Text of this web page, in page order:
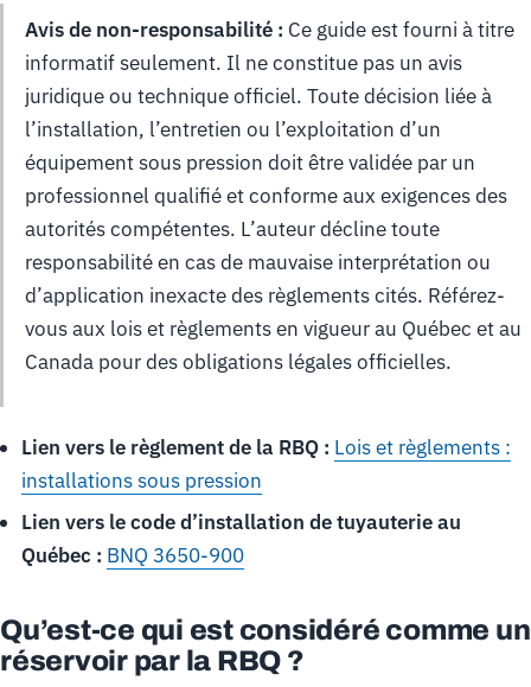
Avis de non-responsabilité : Ce guide est fourni à titre
informatif seulement. Il ne constitue pas un avis
juridique ou technique officiel. Toute décision liée à
l’installation, l’entretien ou l’exploitation d’un
équipement sous pression doit être validée par un
professionnel qualifié et conforme aux exigences des
autorités compétentes. L’auteur décline toute
responsabilité en cas de mauvaise interprétation ou
d’application inexacte des règlements cités. Référez-
vous aux lois et règlements en vigueur au Québec et au
Canada pour des obligations légales officielles.
Lien vers le règlement de la RBQ : Lois et règlements :
installations sous pression
Lien vers le code d’installation de tuyauterie au
Québec : BNQ 3650-900
Qu’est-ce qui est considéré comme un
réservoir par la RBQ ?